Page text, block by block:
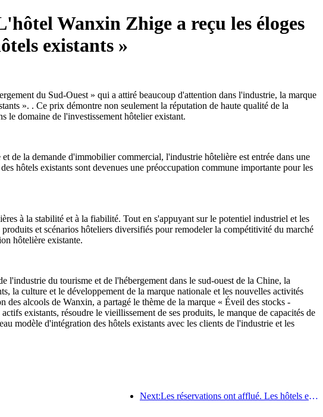
Wanxin Zhige a reçu les éloges
existants »
du Sud-Ouest » qui a attiré beaucoup d'attention dans l'industrie, la marque
». . Ce prix démontre non seulement la réputation de haute qualité de la
le domaine de l'investissement hôtelier existant.
de la demande d'immobilier commercial, l'industrie hôtelière est entrée dans une
hôtels existants sont devenues une préoccupation commune importante pour les
à la stabilité et à la fiabilité. Tout en s'appuyant sur le potentiel industriel et les
et scénarios hôteliers diversifiés pour remodeler la compétitivité du marché
hôtelière existante.
l'industrie du tourisme et de l'hébergement dans le sud-ouest de la Chine, la
la culture et le développement de la marque nationale et les nouvelles activités
alcools de Wanxin, a partagé le thème de la marque « Éveil des stocks -
existants, résoudre le vieillissement de ses produits, le manque de capacités de
modèle d'intégration des hôtels existants avec les clients de l'industrie et les
Next:Les réservations ont afflué. Les hôtels et les commerçants de B&B sont également populaires auprès des réservations. Les taux de réservation moyens pour la Fête nationale sont respectivement de 24,97 % et 24,49 %.